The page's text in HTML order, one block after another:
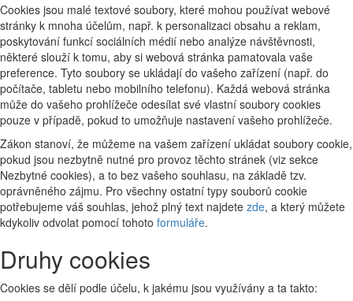
Cookies jsou malé textové soubory, které mohou používat webové
stránky k mnoha účelům, např. k personalizaci obsahu a reklam,
poskytování funkcí sociálních médií nebo analýze návštěvnosti,
některé slouží k tomu, aby si webová stránka pamatovala vaše
preference. Tyto soubory se ukládají do vašeho zařízení (např. do
počítače, tabletu nebo mobilního telefonu). Každá webová stránka
může do vašeho prohlížeče odesílat své vlastní soubory cookies
pouze v případě, pokud to umožňuje nastavení vašeho prohlížeče.
Zákon stanoví, že můžeme na vašem zařízení ukládat soubory cookie,
pokud jsou nezbytně nutné pro provoz těchto stránek (viz sekce
Nezbytné cookies), a to bez vašeho souhlasu, na základě tzv.
oprávněného zájmu. Pro všechny ostatní typy souborů cookie
potřebujeme váš souhlas, jehož plný text najdete zde, a který můžete
kdykoliv odvolat pomocí tohoto formuláře.
Druhy cookies
Cookies se dělí podle účelu, k jakému jsou využívány a ta takto: